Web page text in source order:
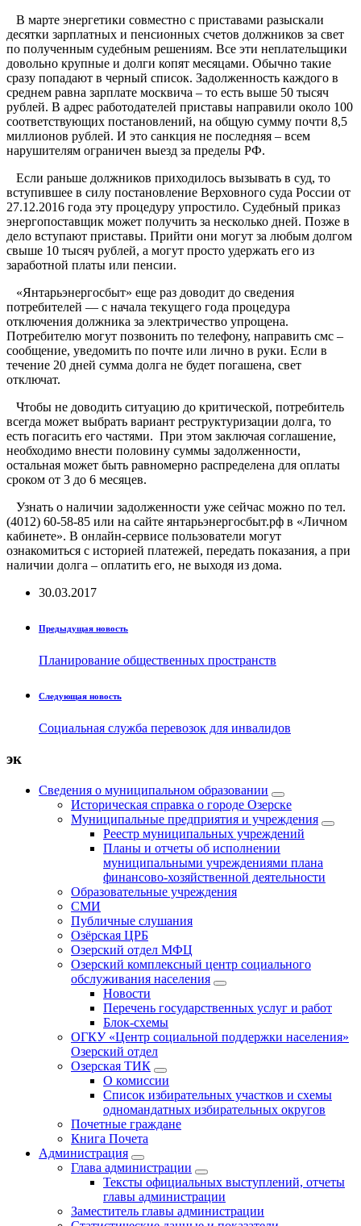
В марте энергетики совместно с приставами разыскали
десятки зарплатных и пенсионных счетов должников за свет
по полученным судебным решениям. Все эти неплательщики
довольно крупные и долги копят месяцами. Обычно такие
сразу попадают в черный список. Задолженность каждого в
среднем равна зарплате москвича – то есть выше 50 тысяч
рублей. В адрес работодателей приставы направили около 100
соответствующих постановлений, на общую сумму почти 8,5
миллионов рублей. И это санкция не последняя – всем
нарушителям ограничен выезд за пределы РФ.
Если раньше должников приходилось вызывать в суд, то
вступившее в силу постановление Верховного суда России от
27.12.2016 года эту процедуру упростило. Судебный приказ
энергопоставщик может получить за несколько дней. Позже в
дело вступают приставы. Прийти они могут за любым долгом
свыше 10 тысяч рублей, а могут просто удержать его из
заработной платы или пенсии.
«Янтарьэнергосбыт» еще раз доводит до сведения
потребителей — с начала текущего года процедура
отключения должника за электричество упрощена.
Потребителю могут позвонить по телефону, направить смс –
сообщение, уведомить по почте или лично в руки. Если в
течение 20 дней сумма долга не будет погашена, свет
отключат.
Чтобы не доводить ситуацию до критической, потребитель
всегда может выбрать вариант реструктуризации долга, то
есть погасить его частями. При этом заключая соглашение,
необходимо внести половину суммы задолженности,
остальная может быть равномерно распределена для оплаты
сроком от 3 до 6 месяцев.
Узнать о наличии задолженности уже сейчас можно по тел.
(4012) 60-58-85 или на сайте янтарьэнергосбыт.рф в «Личном
кабинете». В онлайн-сервисе пользователи могут
ознакомиться с историей платежей, передать показания, а при
наличии долга – оплатить его, не выходя из дома.
30.03.2017
Предыдущая новость
Планирование общественных пространств
Следующая новость
Социальная служба перевозок для инвалидов
эк
Сведения о муниципальном образовании
Историческая справка о городе Озерске
Муниципальные предприятия и учреждения
Реестр муниципальных учреждений
Планы и отчеты об исполнении
муниципальными учреждениями плана
финансово-хозяйственной деятельности
Образовательные учреждения
СМИ
Публичные слушания
Озёрская ЦРБ
Озерский отдел МФЦ
Озерский комплексный центр социального
обслуживания населения
Новости
Перечень государственных услуг и работ
Блок-схемы
ОГКУ «Центр социальной поддержки населения»
Озерский отдел
Озерская ТИК
О комиссии
Список избирательных участков и схемы
одномандатных избирательных округов
Почетные граждане
Книга Почета
Администрация
Глава администрации
Тексты официальных выступлений, отчеты
главы администрации
Заместитель главы администрации